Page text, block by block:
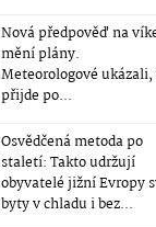
Nová předpověď na
mění plány.
Meteorologové ukázali,
přijde po...
Osvědčená metoda po
staletí: Takto udržují
obyvatelé jižní Evropy
byty v chladu i bez...